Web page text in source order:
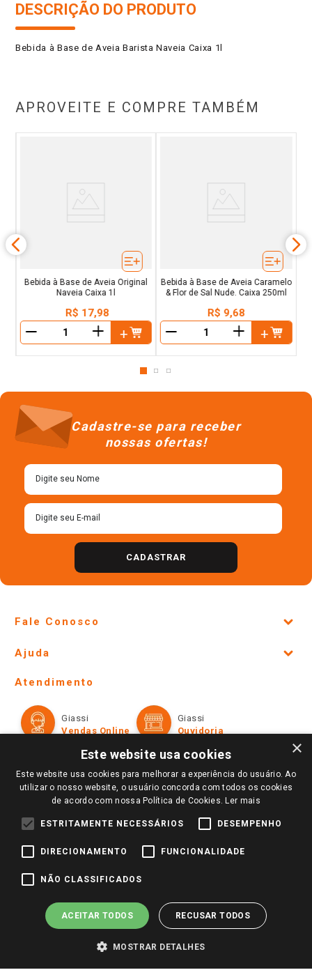
DESCRIÇÃO DO PRODUTO
Bebida à Base de Aveia Barista Naveia Caixa 1l
APROVEITE E COMPRE TAMBÉM
Bebida à Base de Aveia Original
Naveia Caixa 1l
R$ 17,98
＋
Bebida à Base de Aveia Caramelo
& Flor de Sal Nude. Caixa 250ml
R$ 9,68
＋
Cadastre-se para receber
nossas ofertas!
CADASTRAR
Fale Conosco
Lojas Físicas e Horários
Ofertas
Televendas
Perguntas frequentes
Trabalhe Conosco
Identidade Visual
Ajuda
Formas de Pagamento
Políticas de entrega
Trocas e Devoluções
Atendimento
Giassi
Vendas Online
Giassi
Ouvidoria
Redes Sociais
Pagamento e Segurança
×
Este website usa cookies
Este website usa cookies para melhorar a experiência do usuário. Ao
utilizar o nosso website, o usuário concorda com todos os cookies
de acordo com nossa Política de Cookies. Ler mais
ESTRITAMENTE NECESSÁRIOS DESEMPENHO
DIRECIONAMENTO FUNCIONALIDADE
NÃO CLASSIFICADOS
ACEITAR TODOS RECUSAR TODOS
MOSTRAR DETALHES